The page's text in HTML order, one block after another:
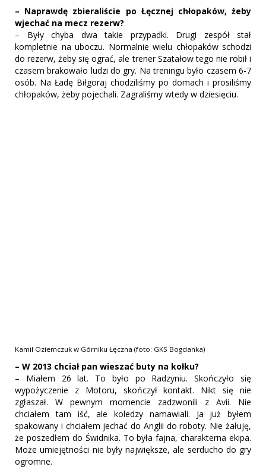
– Naprawdę zbieraliście po Łęcznej chłopaków, żeby
wjechać na mecz rezerw?
– Były chyba dwa takie przypadki. Drugi zespół stał
kompletnie na uboczu. Normalnie wielu chłopaków schodzi
do rezerw, żeby się ograć, ale trener Szatałow tego nie robił i
czasem brakowało ludzi do gry. Na treningu było czasem 6-7
osób. Na Ładę Biłgoraj chodziliśmy po domach i prosiliśmy
chłopaków, żeby pojechali. Zagraliśmy wtedy w dziesięciu.
Kamil Oziemczuk w Górniku Łęczna (foto: GKS Bogdanka)
– W 2013 chciał pan wieszać buty na kołku?
– Miałem 26 lat. To było po Radzyniu. Skończyło się
wypożyczenie z Motoru, skończył kontakt. Nikt się nie
zgłaszał. W pewnym momencie zadzwonili z Avii. Nie
chciałem tam iść, ale koledzy namawiali. Ja już byłem
spakowany i chciałem jechać do Anglii do roboty. Nie żałuję,
że poszedłem do Świdnika. To była fajna, charakterna ekipa.
Może umiejętności nie były największe, ale serducho do gry
ogromne.